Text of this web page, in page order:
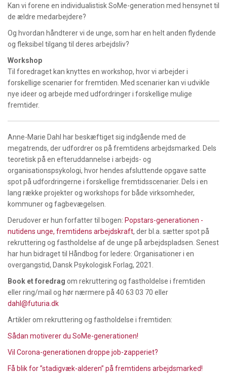
Kan vi forene en individualistisk SoMe-generation med hensynet til
de ældre medarbejdere?
Og hvordan håndterer vi de unge, som har en helt anden flydende
og fleksibel tilgang til deres arbejdsliv?
Workshop
Til foredraget kan knyttes en workshop, hvor vi arbejder i
forskellige scenarier for fremtiden. Med scenarier kan vi udvikle
nye ideer og arbejde med udfordringer i forskellige mulige
fremtider.
Anne-Marie Dahl har beskæftiget sig indgående med de
megatrends, der udfordrer os på fremtidens arbejdsmarked. Dels
teoretisk på en efteruddannelse i arbejds- og
organisationspsykologi, hvor hendes afsluttende opgave satte
spot på udfordringerne i forskellige fremtidsscenarier. Dels i en
lang række projekter og workshops for både virksomheder,
kommuner og fagbevægelsen.
Derudover er hun forfatter til bogen: Popstars-generationen -
nutidens unge, fremtidens arbejdskraft, der bl.a. sætter spot på
rekruttering og fastholdelse af de unge på arbejdspladsen. Senest
har hun bidraget til Håndbog for ledere: Organisationer i en
overgangstid, Dansk Psykologisk Forlag, 2021.
Book et foredrag om rekruttering og fastholdelse i fremtiden
eller ring/mail og hør nærmere på 40 63 03 70 eller
dahl@futuria.dk
Artikler om rekruttering og fastholdelse i fremtiden:
Sådan motiverer du SoMe-generationen!
Vil Corona-generationen droppe job-zapperiet?
Få blik for ”stadigvæk-alderen” på fremtidens arbejdsmarked!